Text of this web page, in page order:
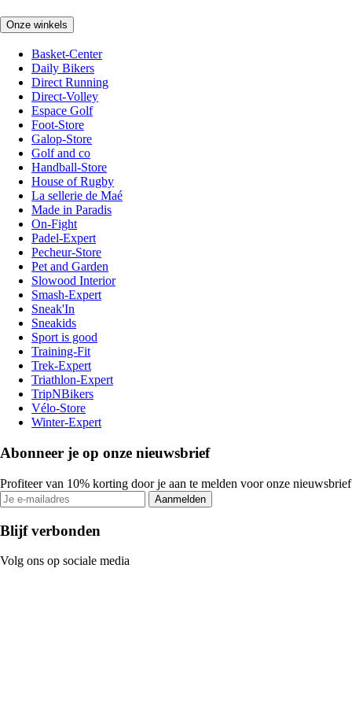
Onze winkels
Basket-Center
Daily Bikers
Direct Running
Direct-Volley
Espace Golf
Foot-Store
Galop-Store
Golf and co
Handball-Store
House of Rugby
La sellerie de Maé
Made in Paradis
On-Fight
Padel-Expert
Pecheur-Store
Pet and Garden
Slowood Interior
Smash-Expert
Sneak'In
Sneakids
Sport is good
Training-Fit
Trek-Expert
Triathlon-Expert
TripNBikers
Vélo-Store
Winter-Expert
Abonneer je op onze nieuwsbrief
Profiteer van 10% korting door je aan te melden voor onze nieuwsbrief
Aanmelden
Blijf verbonden
Volg ons op sociale media